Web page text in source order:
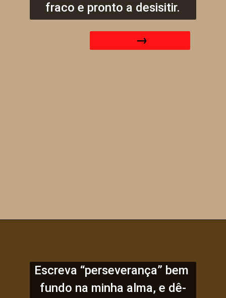
fraco e pronto a desisitir.
→
Escreva “perseverança” bem
fundo na minha alma, e dê-